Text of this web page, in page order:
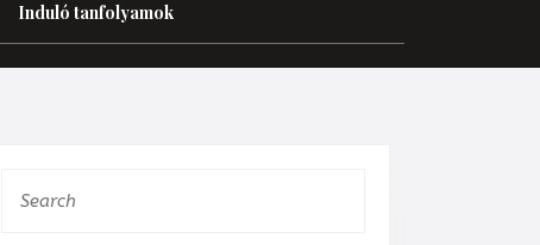
Induló tanfolyamok
for: